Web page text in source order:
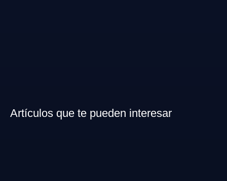
Artículos que te pueden interesar